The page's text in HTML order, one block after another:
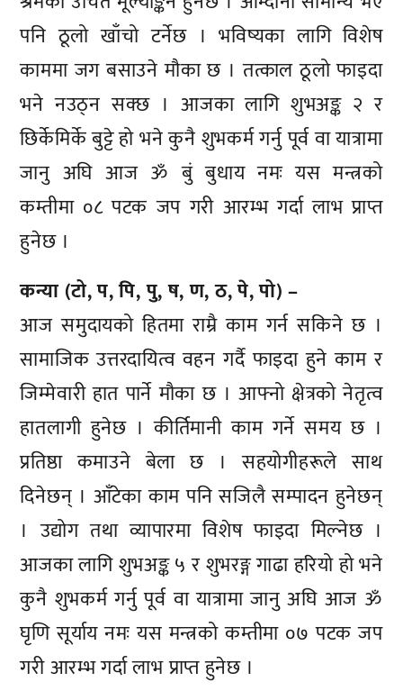
पनि ठूलो खाँचो टर्नेछ । भविष्यका लागि विशेष
काममा जग बसाउने मौका छ । तत्काल ठूलो फाइदा
भने नउठ्न सक्छ । आजका लागि शुभअङ्क २ र
छिर्केमिर्के बुट्टे हो भने कुनै शुभकर्म गर्नु पूर्व वा यात्रामा
जानु अघि आज ॐ बुं बुधाय नमः यस मन्त्रको
कम्तीमा ०८ पटक जप गरी आरम्भ गर्दा लाभ प्राप्त
हुनेछ ।
कन्या (टो, प, पि, पु, ष, ण, ठ, पे, पो) –
आज समुदायको हितमा राम्रै काम गर्न सकिने छ ।
सामाजिक उत्तरदायित्व वहन गर्दै फाइदा हुने काम र
जिम्मेवारी हात पार्ने मौका छ । आफ्नो क्षेत्रको नेतृत्व
हातलागी हुनेछ । कीर्तिमानी काम गर्ने समय छ ।
प्रतिष्ठा कमाउने बेला छ । सहयोगीहरूले साथ
दिनेछन् । आँटेका काम पनि सजिलै सम्पादन हुनेछन्
। उद्योग तथा व्यापारमा विशेष फाइदा मिल्नेछ ।
आजका लागि शुभअङ्क ५ र शुभरङ्ग गाढा हरियो हो भने
कुनै शुभकर्म गर्नु पूर्व वा यात्रामा जानु अघि आज ॐ
घृणि सूर्याय नमः यस मन्त्रको कम्तीमा ०७ पटक जप
गरी आरम्भ गर्दा लाभ प्राप्त हुनेछ ।